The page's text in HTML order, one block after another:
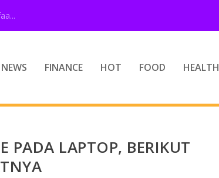
NEWS FINANCE HOT FOOD HEALTH
PADA LAPTOP, BERIKUT